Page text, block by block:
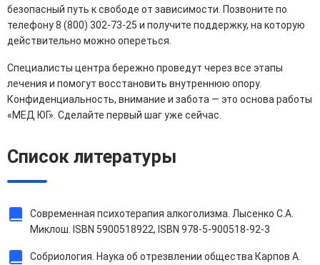
безопасный путь к свободе от зависимости. Позвоните по
телефону 8 (800) 302-73-25 и получите поддержку, на которую
действительно можно опереться.
Специалисты центра бережно проведут через все этапы
лечения и помогут восстановить внутреннюю опору.
Конфиденциальность, внимание и забота — это основа работы
«МЕД ЮГ». Сделайте первый шаг уже сейчас.
Список литературы
Современная психотерапия алкоголизма. Лысенко С.А.
Миклош. ISBN 5900518922, ISBN 978-5-900518-92-3
Собриология. Наука об отрезвлении общества Карпов А.